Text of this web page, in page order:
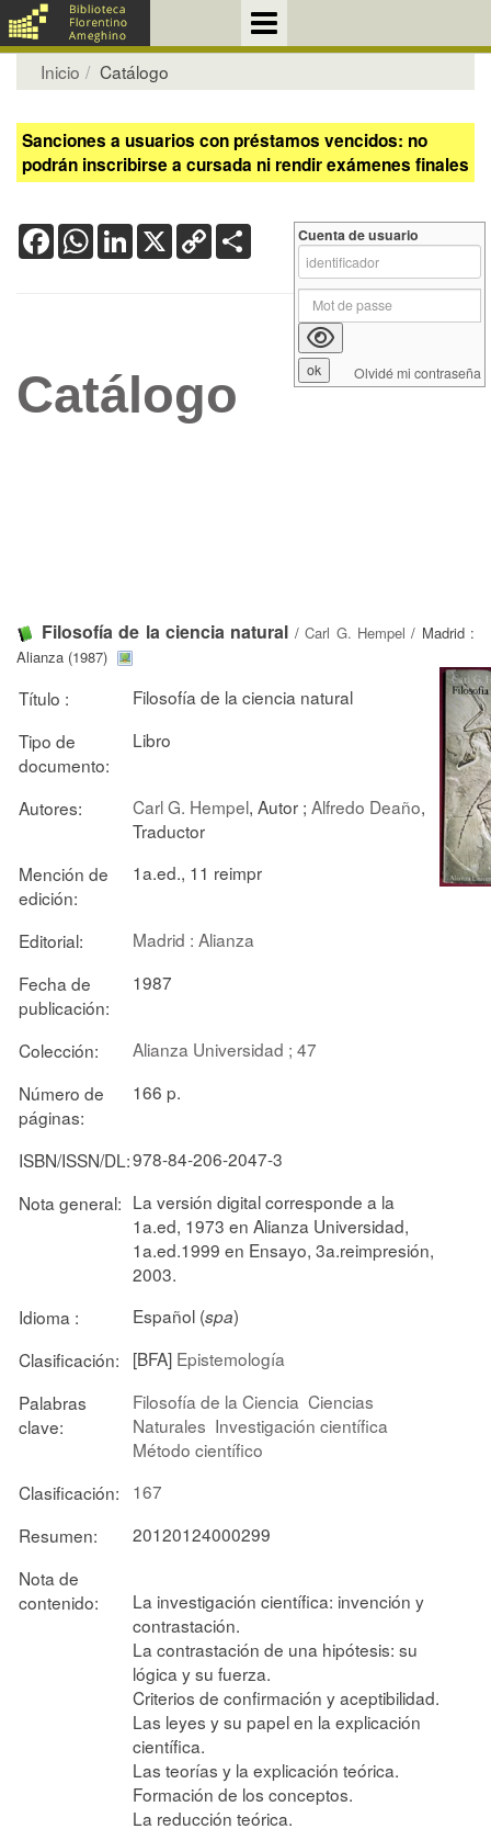
Inicio Catálogo
Sanciones a usuarios con préstamos vencidos: no
podrán inscribirse a cursada ni rendir exámenes finales
FacebookWhatsApp
LinkedIn
X Copy
Link
Catálogo
Filosofía de la ciencia natural /Carl G. Hempel / Madrid :
Alianza (1987)
Título :
Filosofía de la ciencia natural
Tipo de
documento:
Libro
Autores: Carl G. Hempel, Autor ; Alfredo Deaño,
Traductor
Mención de
edición:
1a.ed., 11 reimpr
Editorial:
Madrid : Alianza
Fecha de
publicación:
1987
Colección:
Alianza Universidad ; 47
Número de
páginas:
166 p.
ISBN/ISSN/DL:978-84-206-2047-3
Nota general: La versión digital corresponde a la
1a.ed, 1973 en Alianza Universidad,
1a.ed.1999 en Ensayo, 3a.reimpresión,
2003.
Idioma :
Español (spa)
Clasificación:
[BFA] Epistemología
Palabras
clave:
Filosofía de la Ciencia Ciencias
Naturales Investigación científica
Método científico
Clasificación:
167
Resumen:
20120124000299
Nota de
contenido:
La investigación científica: invención y
contrastación.
La contrastación de una hipótesis: su
lógica y su fuerza.
Criterios de confirmación y aceptibilidad.
Las leyes y su papel en la explicación
científica.
Las teorías y la explicación teórica.
Formación de los conceptos.
La reducción teórica.
Cuenta de usuario
Olvidé mi contraseña